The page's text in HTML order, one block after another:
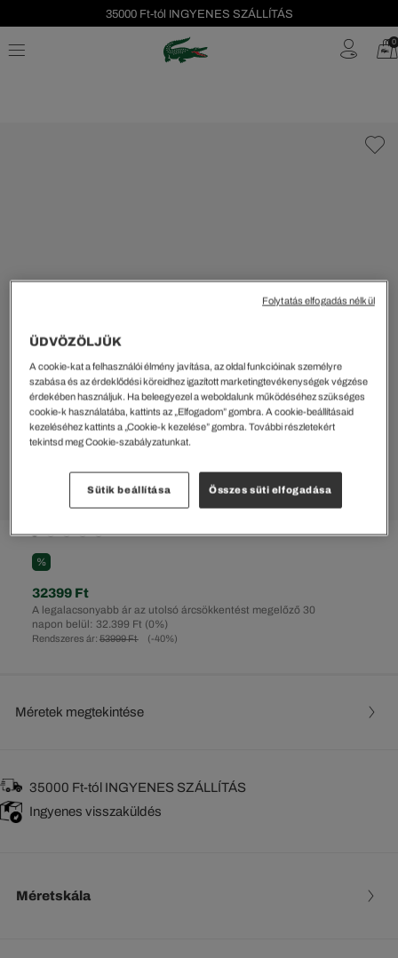
35000 Ft-tól INGYENES SZÁLLÍTÁS
Szezonális leárazás akár -40%! 0
%
Rendszeres ár: 53999 Ft (-40%)
A legalacsonyabb ár az utolsó árcsökkentést megelőző 30
napon belül: 32.399 Ft (0%)
32399 Ft
Méretek megtekintése
35000 Ft-tól INGYENES SZÁLLÍTÁS
Ingyenes visszaküldés
Méretskála
ÜDVÖZÖLJÜK
A cookie-kat a felhasználói élmény javítása, az oldal funkcióinak személyre
szabása és az érdeklődési köreidhez igazított marketingtevékenységek végzése
érdekében használjuk. Ha beleegyezel a weboldalunk működéséhez szükséges
cookie-k használatába, kattints az „Elfogadom” gombra. A cookie-beállításaid
kezeléséhez kattints a „Cookie-k kezelése” gombra. További részletekért
tekintsd meg Cookie-szabályzatunkat.
Sütik beállítása Összes süti elfogadása
Folytatás elfogadás nélkül